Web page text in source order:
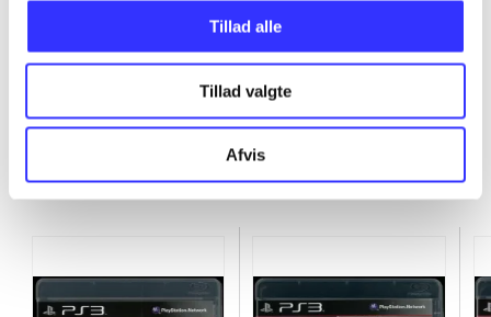
Tillad alle
Tillad valgte
Afvis
Minder om